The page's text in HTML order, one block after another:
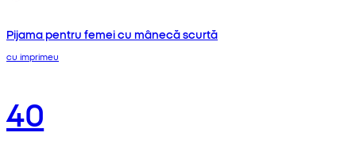
Pijama pentru femei cu mânecă scurtă
cu imprimeu
40